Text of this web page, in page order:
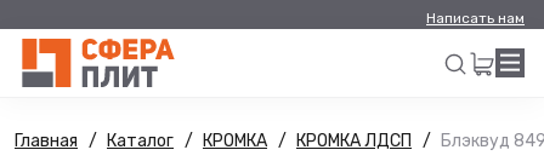
Написать нам
Искать
Главная Каталог КРОМКА КРОМКА ЛДСП Блэквуд